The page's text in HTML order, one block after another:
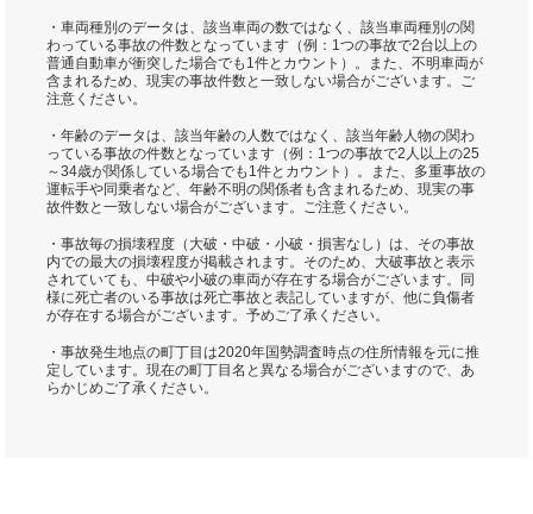
・車両種別のデータは、該当車両の数ではなく、該当車両種別の関
わっている事故の件数となっています（例：1つの事故で2台以上の
普通自動車が衝突した場合でも1件とカウント）。また、不明車両が
含まれるため、現実の事故件数と一致しない場合がございます。ご
注意ください。
・年齢のデータは、該当年齢の人数ではなく、該当年齢人物の関わ
っている事故の件数となっています（例：1つの事故で2人以上の25
～34歳が関係している場合でも1件とカウント）。また、多重事故の
運転手や同乗者など、年齢不明の関係者も含まれるため、現実の事
故件数と一致しない場合がございます。ご注意ください。
・事故毎の損壊程度（大破・中破・小破・損害なし）は、その事故
内での最大の損壊程度が掲載されます。そのため、大破事故と表示
されていても、中破や小破の車両が存在する場合がございます。同
様に死亡者のいる事故は死亡事故と表記していますが、他に負傷者
が存在する場合がございます。予めご了承ください。
・事故発生地点の町丁目は2020年国勢調査時点の住所情報を元に推
定しています。現在の町丁目名と異なる場合がございますので、あ
らかじめご了承ください。